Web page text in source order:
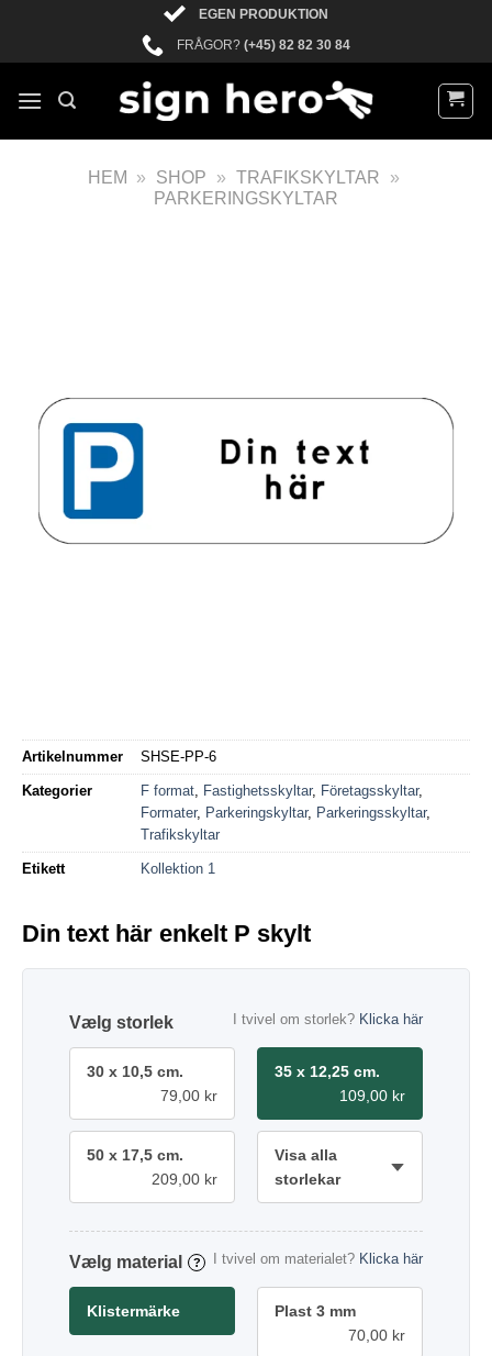
EGEN PRODUKTION
FRÅGOR? (+45) 82 82 30 84
HEM » SHOP » TRAFIKSKYLTAR
»
PARKERINGSKYLTAR
Artikelnummer SHSE-PP-6
Kategorier F format Fastighetsskyltar, Företagsskyltar,
Formater, Parkeringskyltar, Parkeringsskyltar,
Trafikskyltar
Etikett Kollektion 1
Din text här enkelt P skylt
storlek I tvivel om storlek? Klicka här
30 x 10,5 cm.
79,00 kr
35 x 12,25 cm.
109,00 kr
50 x 17,5 cm.
209,00 kr
Visa alla
storlekar
material ? I tvivel om materialet? Klicka här
Klistermärke
Plast 3 mm
70,00 kr